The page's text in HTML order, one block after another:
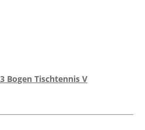
Bogen Tischtennis V